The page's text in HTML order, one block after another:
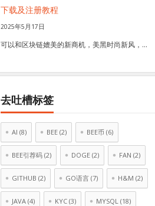
下载及注册教程
2025年5月17日
可以和区块链媲美的新商机，美黑时尚新风，…
去吐槽标签
AI (8) BEE (2) BEE币 (6)
BEE引荐码 (2) DOGE (2) FAN (2)
GITHUB (2) GO语言 (7) H&M (2)
JAVA (4) KYC (3) MYSQL (18)